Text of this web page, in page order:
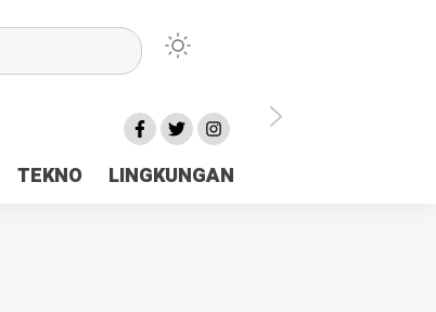
TEKNO LINGKUNGAN
Papua
Miliar Disorot